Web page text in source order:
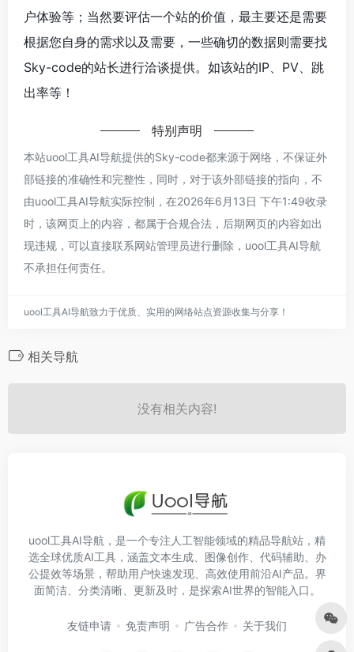
户体验等；当然要评估一个站的价值，最主要还是需要
根据您自身的需求以及需要，一些确切的数据则需要找
Sky-code的站长进行洽谈提供。如该站的IP、PV、跳
出率等！
特别声明
本站uool工具AI导航提供的Sky-code都来源于网络，不保证外
部链接的准确性和完整性，同时，对于该外部链接的指向，不
由uool工具AI导航实际控制，在2026年6月13日 下午1:49收录
时，该网页上的内容，都属于合规合法，后期网页的内容如出
现违规，可以直接联系网站管理员进行删除，uool工具AI导航
不承担任何责任。
uool工具AI导航致力于优质、实用的网络站点资源收集与分享！
相关导航
没有相关内容!
uool工具AI导航，是一个专注人工智能领域的精品导航站，精
选全球优质AI工具，涵盖文本生成、图像创作、代码辅助、办
公提效等场景，帮助用户快速发现、高效使用前沿AI产品。界
面简洁、分类清晰、更新及时，是探索AI世界的智能入口。
友链申请 免责声明 广告合作 关于我们